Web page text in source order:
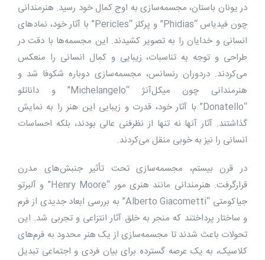
در یونان باستان، مجسمه‌سازی به اوج کمال خود رسید. هنرمندانی
چون فیدیاس “Phidias” و پرکلز “Pericles” با آثار خود، نمادهای
انسانی و خدایان را به تصویر کشیدند. این مجسمه‌ها با دقت در
طراحی و توجه به تناسبات، زیبایی و کمال انسانی را منعکس
می‌کردند. دردوران رنسانس، مجسمه‌سازی دوباره شکوفا شد و
هنرمندانی چون میکل‌آنژ “Michelangelo” و داناتلو
“Donatello” با آثار خود، قدرت و زیبایی این هنر را به نمایش
گذاشتند. آثار آنها نه تنها از نظرفنی عالی بودند، بلکه احساسات
انسانی را نیز به ‌خوبی منقل می‌کردند.
در قرن بیستم، مجسمه‌سازی تحت تأثیر جنبش‌های مدرن
قرارگرفت. هنرمندانی مانند هنری مور “Henry Moore” و آلبرتو
جیاکومتی “Alberto Giacometti” به بررسی ابعاد جدیدی از فرم
و ساختار پرداختند که منجر به خلق آثار انتزاعی و تجربی شد. این
تحولات باعث شدند تا مجسمه‌سازی از یک هنر محدود به فرم‌های
کلاسیک، به یک عرصه گسترده برای بیان فردی و اجتماعی تبدیل